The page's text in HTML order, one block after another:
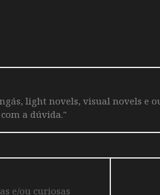
light novels, visual novels e
a dúvida."
e/ou curiosas